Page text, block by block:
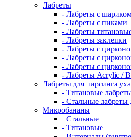
Лабреты
- Лабреты с шариком
- Лабреты с пиками
- Лабреты
- Лабреты заклепки
- Лабреты с
- Лабреты с
- Лабреты с
- Лабреты Acrylic /
Лабреты для пирсинга уха
- Титановые
- Стальные лабреты
Микробананы
- Стальные
- Титановые